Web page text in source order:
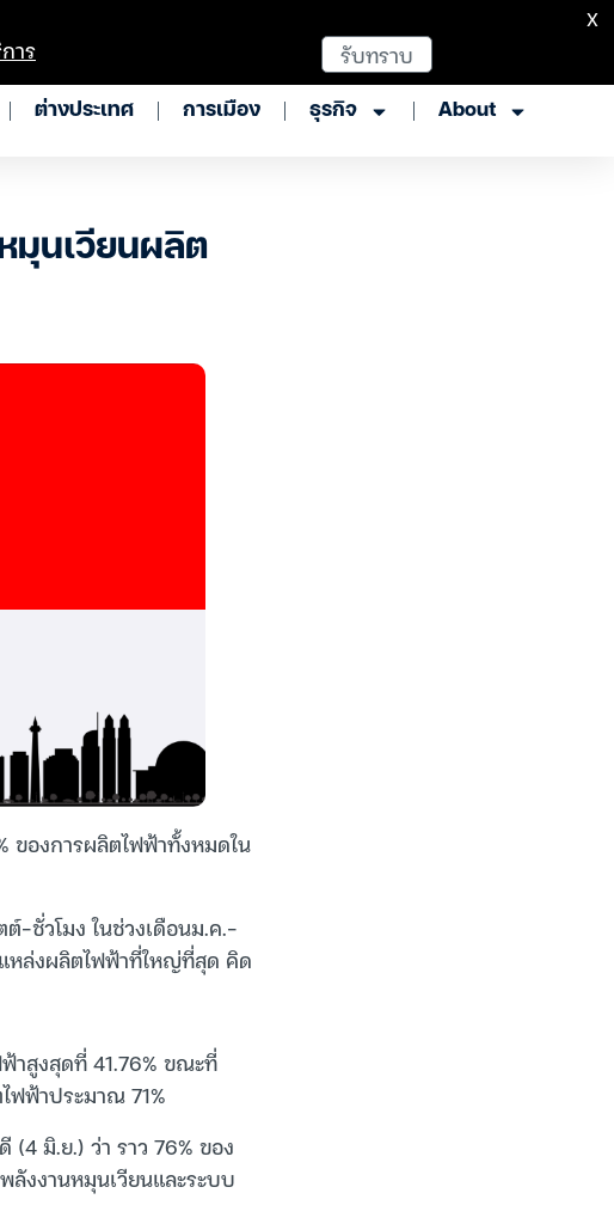
ต่างประเทศ การเมือง ธุรกิจ About
มุนเวียนผลิต
ของการผลิตไฟฟ้าทั้งหมดใน
-ชั่วโมง ในช่วงเดือนม.ค.-
หล่งผลิตไฟฟ้าที่ใหญ่ที่สุด คิด
าสูงสุดที่ 41.76% ขณะที่
ฟฟ้าประมาณ 71%
มิ.ย.) ว่า ราว 76% ของ
ลังงานหมุนเวียนและระบบ
าร รับทราบ
X